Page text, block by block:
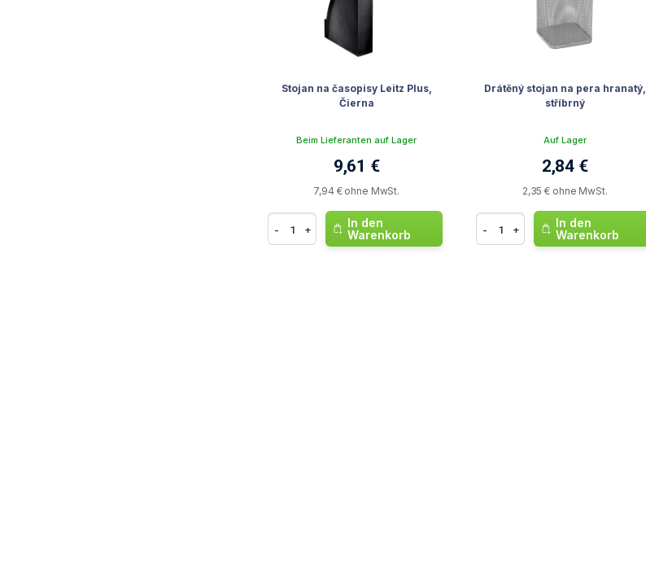
Stojan na časopisy Leitz Plus,
Čierna
Beim Lieferanten auf Lager
9,61 €
7,94 € ohne MwSt.
- +
In den
Warenkorb
Drátěný stojan na pera hranatý,
stříbrný
Auf Lager
2,84 €
2,35 € ohne MwSt.
- +
In den
Warenkorb